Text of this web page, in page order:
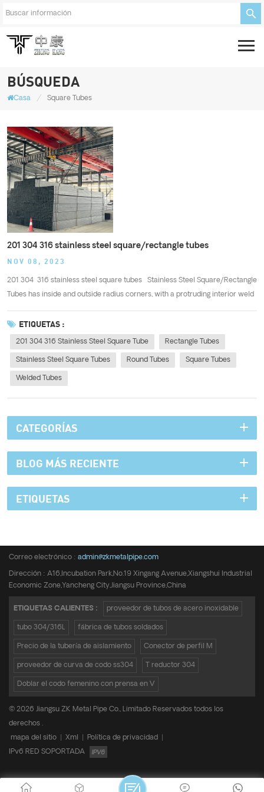
BÚSQUEDA
Casa / Square Tubes
201 304 316 stainless steel square/rectangle tubes
NOV 08, 2023
201 304 316 stainless steel square tubes Stainless Steel Square/Rectangle
Tubes has inside and outside radius corners, with a protruding interior weld
seam. The section is square or rectangle and with different grades in
SS201,SS304 and SS316. These tubes have the widely used in our li...
ETIQUETAS :
201 304 316 Stainless Steel Square Tube Rectangle Tubes
Stainless Steel Square Tubes Round Tubes Square Tubes
Welded Tubes
CATEGORÍAS
BLOG MÁS RECIENTE
ETIQUETAS
Correo electrónico : admin@zkmetalpipe.com
Dirección : A16,Incubation Park,No.19 Xingang Avenue,Xiangshui Industrial
Economic Zone,Yancheng City,Jiangsu Province,China
ETIQUETAS CALIENTES : proveedor de tubos de acero inoxidable
tubo 304/316L fábrica de tubos soldados
Precio de la tubería de aislamiento Conector de perfil M
proveedor de curva de codo ss304 T reductor 304
Doblar el codo femenino con prensa en V
© 2026 Jiangsu ZK Metal Pipe Co., Limitado Reservados todos los
derechos .
mapa del sitio
Xml Política de privacidad
IPv6 RED SOPORTADA